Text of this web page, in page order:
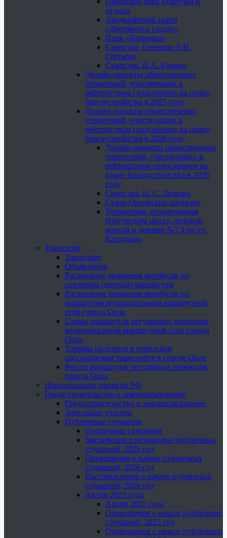
отдыха
Ландшафтный сквер
«Дворянское гнездо»
Парк «Ботаника»
Сквер им. Генерала Л.Н.
Гуртьева
Сквер им. И.А. Бунина
Дизайн-проекты общественных
территорий, участвующих в
рейтинговом голосовании на право
благоустройства в 2025 году
Дизайн-проекты общественных
территорий, участвующих в
рейтинговом голосовании на право
благоустройства в 2026 году
Дизайн-проекты общественных
территорий, участвующих в
рейтинговом голосовании на
право благоустройства в 2026
году
Сквер им. Н. С. Лескова
Сквер Орловских партизан
Территория, ограниченная
Наугорским шоссе, ледовой
ареной и домами №7,9 по ул.
Картукова
Транспорт
Транспорт
Объявления
Расписание движения автобусов по
сезонным (дачным) маршрутам
Расписания движения автобусов по
маршрутам муниципальной маршрутной
сети города Орла
Схемы маршрутов регулярных перевозок
муниципальной маршрутной сети города
Орла
Тарифы на проезд в городском
пассажирском транспорте в городе Орле
Реестр маршрутов регулярных перевозок
города Орла
Национальные проекты РФ
Градостроительство и землепользование
Градостроительство и землепользование
Земельные участки
Публичные слушания
Публичные слушания
Заключения о результатах публичных
слушаний, 2026 год
Оповещения о начале публичных
слушаний, 2026 год
Постановления о начале публичных
слушаний, 2026 год
Архив 2025 года
Архив 2025 года
Оповещения о начале публичных
слушаний, 2025 год
Оповещения о начале публичных